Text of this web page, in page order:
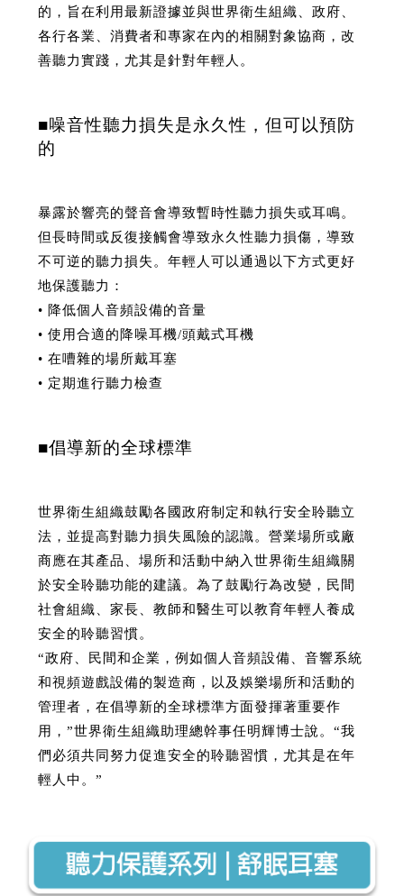
的，旨在利用最新證據並與世界衛生組織、政府、
各行各業、消費者和專家在內的相關對象協商，改
善聽力實踐，尤其是針對年輕人。
■噪音性聽力損失是永久性，但可以預防
的
暴露於響亮的聲音會導致暫時性聽力損失或耳鳴。
但長時間或反復接觸會導致永久性聽力損傷，導致
不可逆的聽力損失。年輕人可以通過以下方式更好
地保護聽力：
• 降低個人音頻設備的音量
• 使用合適的降噪耳機/頭戴式耳機
• 在嘈雜的場所戴耳塞
• 定期進行聽力檢查
■倡導新的全球標準
世界衛生組織鼓勵各國政府制定和執行安全聆聽立
法，並提高對聽力損失風險的認識。營業場所或廠
商應在其產品、場所和活動中納入世界衛生組織關
於安全聆聽功能的建議。為了鼓勵行為改變，民間
社會組織、家長、教師和醫生可以教育年輕人養成
安全的聆聽習慣。
“政府、民間和企業，例如個人音頻設備、音響系統
和視頻遊戲設備的製造商，以及娛樂場所和活動的
管理者，在倡導新的全球標準方面發揮著重要作
用，”世界衛生組織助理總幹事任明輝博士說。“我
們必須共同努力促進安全的聆聽習慣，尤其是在年
輕人中。”